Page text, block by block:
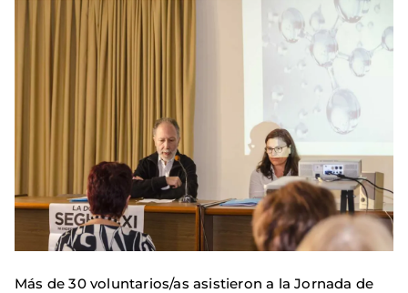
Más de 30 voluntarios/as asistieron a la Jornada de